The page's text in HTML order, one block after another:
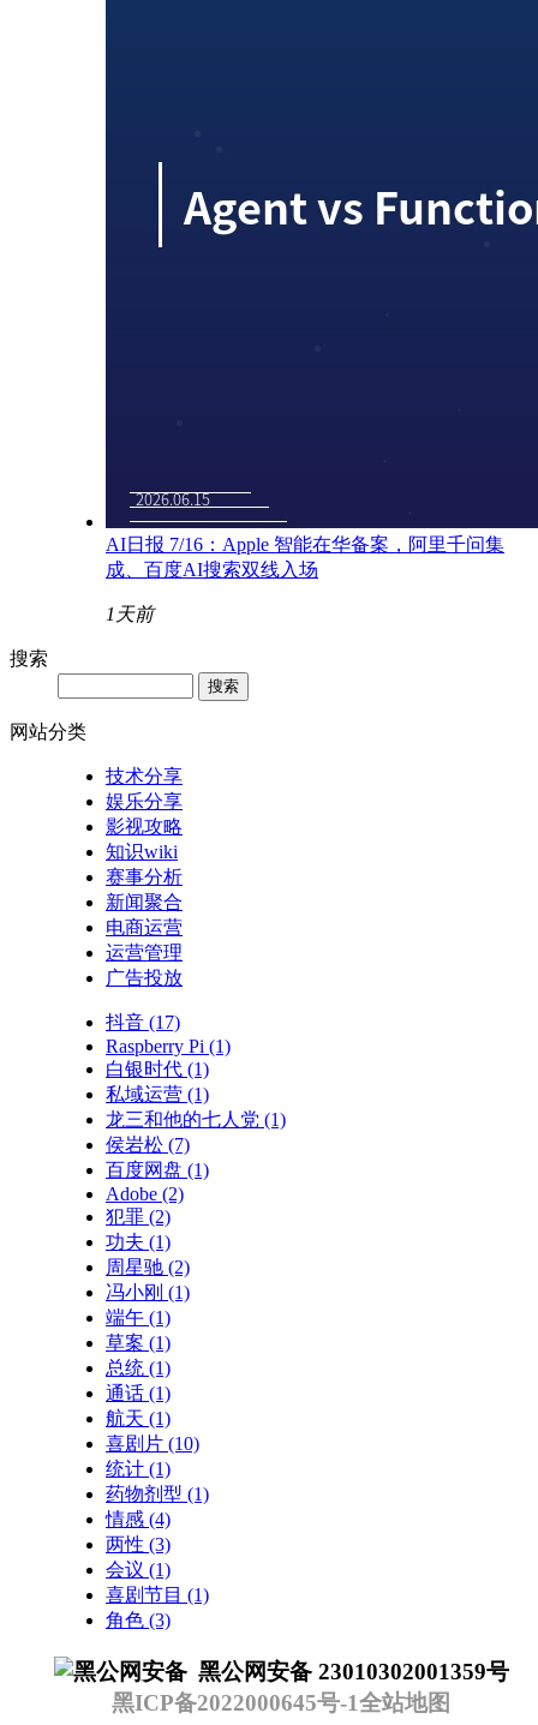
AI日报 7/16：Apple 智能在华备案，阿里千问集
成、百度AI搜索双线入场
1天前
搜索
网站分类
技术分享
娱乐分享
影视攻略
知识wiki
赛事分析
新闻聚合
电商运营
运营管理
广告投放
抖音 (17)
Raspberry Pi (1)
白银时代 (1)
私域运营 (1)
龙三和他的七人党 (1)
侯岩松 (7)
百度网盘 (1)
Adobe (2)
犯罪 (2)
功夫 (1)
周星驰 (2)
冯小刚 (1)
端午 (1)
草案 (1)
总统 (1)
通话 (1)
航天 (1)
喜剧片 (10)
统计 (1)
药物剂型 (1)
情感 (4)
两性 (3)
会议 (1)
喜剧节目 (1)
角色 (3)
黑公网安备 23010302001359号
黑ICP备2022000645号-1全站地图